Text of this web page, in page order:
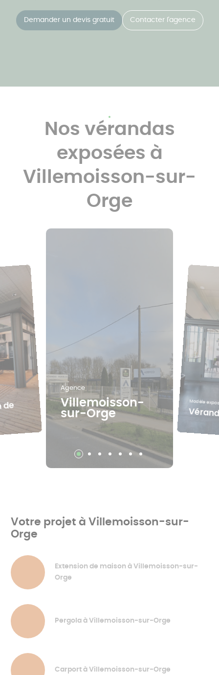
Demander un devis gratuit Contacter l'agence
Nos vérandas
exposées à
Villemoisson-sur-
Orge
de
Villemoisson-
sur-Orge
Agence
Modèle
Votre projet à Villemoisson-sur-
Orge
Extension de maison à Villemoisson-sur-
Orge
Pergola à Villemoisson-sur-Orge
Carport à Villemoisson-sur-Orge